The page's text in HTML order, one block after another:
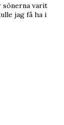
sönerna varit
jag få ha i